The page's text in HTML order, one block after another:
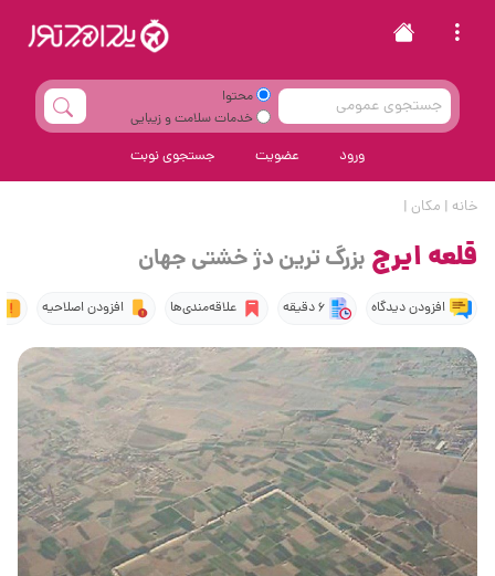
محتوا
خدمات سلامت و زیبایی
ورود عضویت جستجوی نوبت
خانه | مکان |
قلعه ایرج بزرگ ترین دژ خشتی جهان
افزودن دیدگاه 6 دقیقه علاقه‌مندی‌ها افزودن اصلاحیه